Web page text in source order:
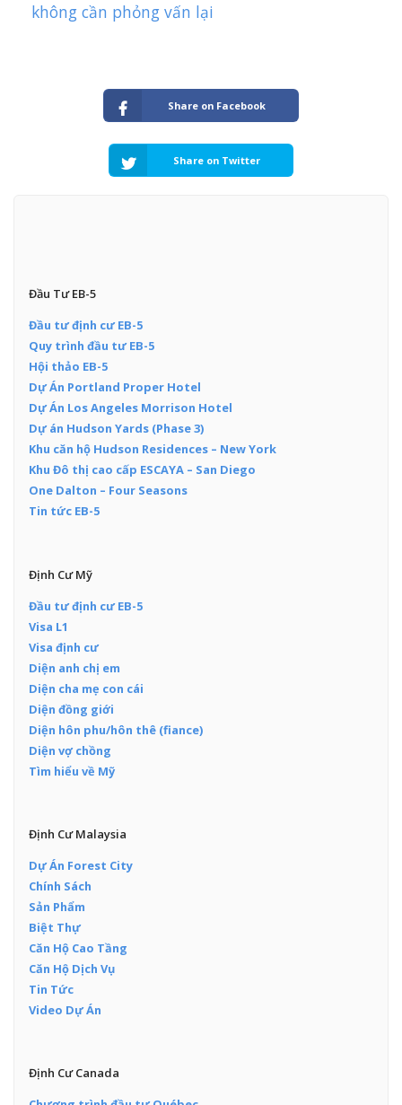
không cần phỏng vấn lại
Share on Facebook
Share on Twitter
Đầu Tư EB-5
Đầu tư định cư EB-5
Quy trình đầu tư EB-5
Hội thảo EB-5
Dự Án Portland Proper Hotel
Dự Án Los Angeles Morrison Hotel
Dự án Hudson Yards (Phase 3)
Khu căn hộ Hudson Residences – New York
Khu Đô thị cao cấp ESCAYA – San Diego
One Dalton – Four Seasons
Tin tức EB-5
Định Cư Mỹ
Đầu tư định cư EB-5
Visa L1
Visa định cư
Diện anh chị em
Diện cha mẹ con cái
Diện đồng giới
Diện hôn phu/hôn thê (fiance)
Diện vợ chồng
Tìm hiểu về Mỹ
Định Cư Malaysia
Dự Án Forest City
Chính Sách
Sản Phẩm
Biệt Thự
Căn Hộ Cao Tầng
Căn Hộ Dịch Vụ
Tin Tức
Video Dự Án
Định Cư Canada